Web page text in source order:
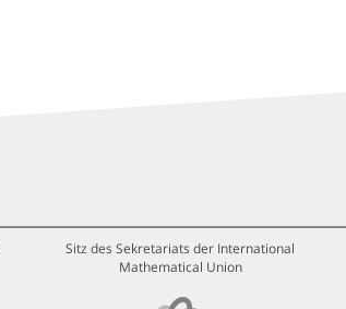
Sitz des Sekretariats der International
Mathematical Union